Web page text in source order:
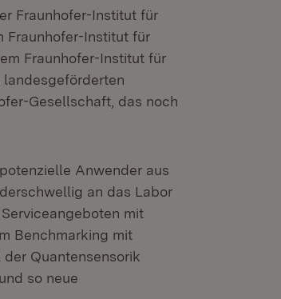
Fraunhofer-Institut für
Fraunhofer-Institut für
Fraunhofer-Institut für
Gesellschaft, das noch
Anwender aus
an das Labor
mit
Benchmarking mit
Quantensensorik
so neue